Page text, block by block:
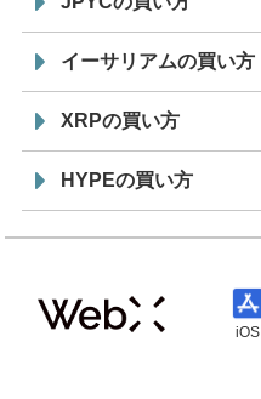
イーサリアムの買い方
XRPの買い方
HYPEの買い方
iOS